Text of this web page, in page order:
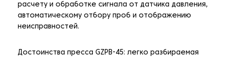
расчету и обработке сигнала от датчика давления,
автоматическому отбору проб и отображению
неисправностей.
Достоинства пресса GZPB-45: легко разбираемая